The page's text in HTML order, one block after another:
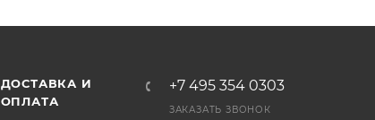
ДОСТАВКА И
ОПЛАТА
+7 495 354 0303
ЗАКАЗАТЬ ЗВОНОК